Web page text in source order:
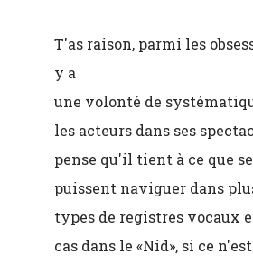
T'as raison, parmi les
y a
une volonté de
les acteurs dans ses
pense qu'il tient à ce que
puissent naviguer dans
types de registres vocaux
cas dans le «Nid», si ce